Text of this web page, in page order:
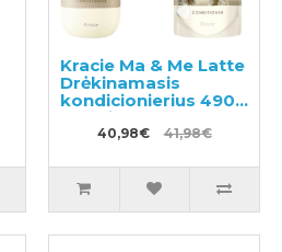
Kracie Ma & Me Latte
Drėkinamasis
kondicionierius 490g
+ papildymas 360g
40,98€ 41,98€